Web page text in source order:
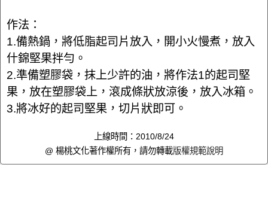
作法：
1.備熱鍋，將低脂起司片放入，開小火慢煮，放入
什錦堅果拌勻。
2.準備塑膠袋，抹上少許的油，將作法1的起司堅
果，放在塑膠袋上，滾成條狀放涼後，放入冰箱。
3.將冰好的起司堅果，切片狀即可。
上線時間：2010/8/24
@ 楊桃文化著作權所有，請勿轉載版權規範說明